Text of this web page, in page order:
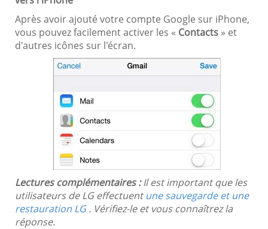
Après avoir ajouté votre compte Google sur iPhone,
vous pouvez facilement activer les « Contacts » et
d'autres icônes sur l'écran.
Lectures complémentaires :Il est important que les
utilisateurs de LG effectuentune sauvegarde et une
restauration LG. Vérifiez-le et vous connaîtrez la
réponse.